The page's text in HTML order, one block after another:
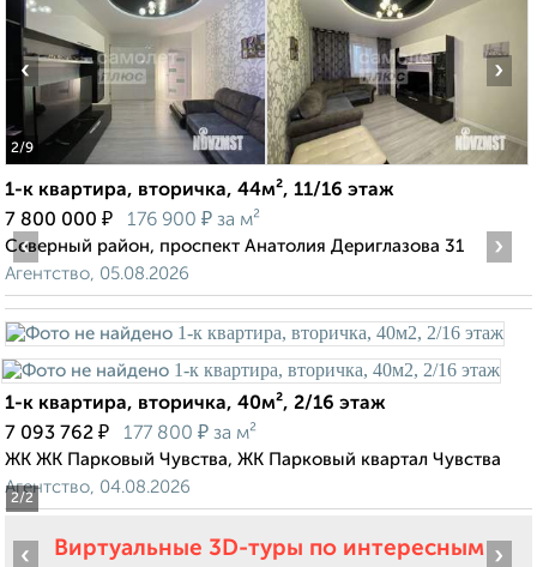
2/9
‹ ›
1-к квартира, вторичка, 44м², 11/16 этаж
7 800 000 ₽ 176 900 ₽ за м²
Северный район, проспект Анатолия Дериглазова 31
Агентство, 05.08.2026
2/2
‹ ›
1-к квартира, вторичка, 40м², 2/16 этаж
7 093 762 ₽ 177 800 ₽ за м²
ЖК ЖК Парковый Чувства, ЖК Парковый квартал Чувства
Агентство, 04.08.2026
Виртуальные 3D-туры по интересным
‹ ›